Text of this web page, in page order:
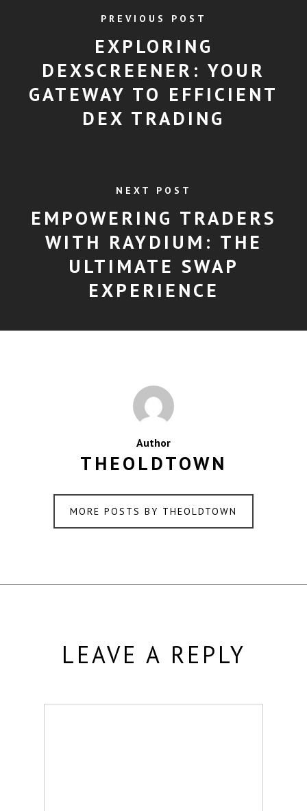
PREVIOUS POST
EXPLORING
DEXSCREENER: YOUR
GATEWAY TO EFFICIENT
DEX TRADING
NEXT POST
EMPOWERING TRADERS
WITH RAYDIUM: THE
ULTIMATE SWAP
EXPERIENCE
Author
THEOLDTOWN
MORE POSTS BY THEOLDTOWN
LEAVE A REPLY